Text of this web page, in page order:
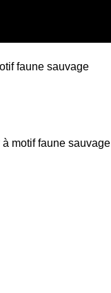
faune sauvage